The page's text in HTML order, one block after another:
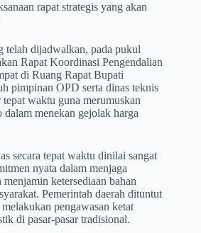
rapat strategis yang akan
telah dijadwalkan, pada pukul
Rapat Koordinasi Pengendalian
di Ruang Rapat Bupati
pimpinan OPD serta dinas teknis
waktu guna merumuskan
menekan gejolak harga
secara tepat waktu dinilai sangat
nyata dalam menjaga
ketersediaan bahan
Pemerintah daerah dituntut
pengawasan ketat
di pasar-pasar tradisional.